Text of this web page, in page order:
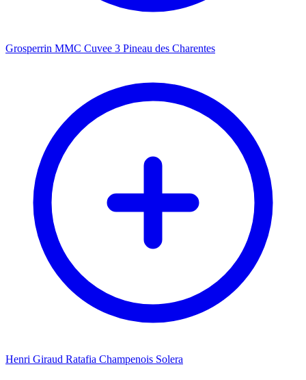
Grosperrin MMC Cuvee 3 Pineau des Charentes
Henri Giraud Ratafia Champenois Solera